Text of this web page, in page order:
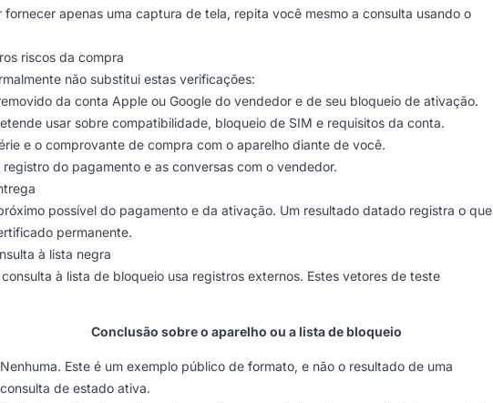
apenas uma captura de tela, repita você mesmo a consulta usando o
riscos da compra
não substitui estas verificações:
da conta Apple ou Google do vendedor e de seu bloqueio de ativação.
usar sobre compatibilidade, bloqueio de SIM e requisitos da conta.
e o comprovante de compra com o aparelho diante de você.
do pagamento e as conversas com o vendedor.
possível do pagamento e da ativação. Um resultado datado registra o que
permanente.
à lista negra
à lista de bloqueio usa registros externos. Estes vetores de teste
Conclusão sobre o aparelho ou a lista de bloqueio
Nenhuma. Este é um exemplo público de formato, e não o resultado de uma
consulta de estado ativa.